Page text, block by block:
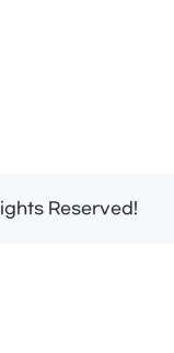
Reserved!